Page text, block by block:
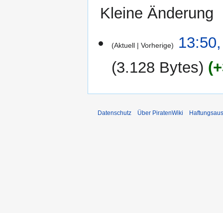
Kleine Änderung
September
2017
Aktuell Vorherige
3.128 Bytes
Datenschutz Über PiratenWiki